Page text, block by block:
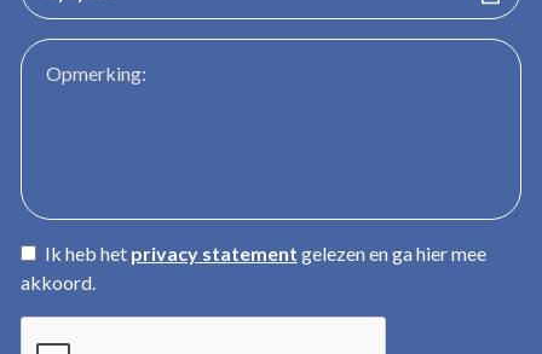
Opmerking:
Ik heb het privacy statement gelezen en ga hier mee
akkoord.